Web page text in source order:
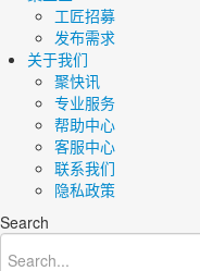
工匠招募
发布需求
关于我们
聚快讯
专业服务
帮助中心
客服中心
联系我们
隐私政策
Search